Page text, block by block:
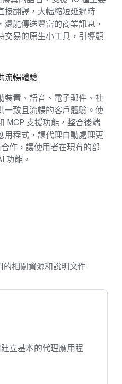
接翻譯，大幅縮短延遲時
能傳送豐富的商業訊息，
交易的原生小工具，引導顧
流暢體驗
裝置、語音、電子郵件、社
一致且流暢的客戶體驗。使
MCP 支援功能，整合後端
用程式，讓代理自動處理更
作，讓使用者在現有的部
功能。
的相關資源和說明文件
立基本的代理應用程